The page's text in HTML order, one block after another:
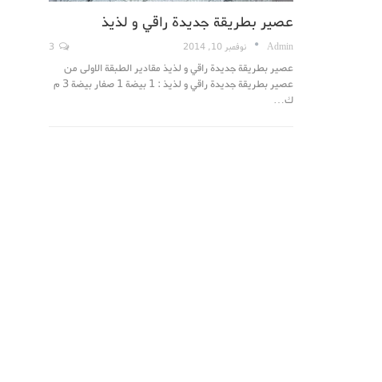
عصير بطريقة جديدة راقي و لذيذ
Admin نوفمبر 10, 2014
عصير بطريقة جديدة راقي و لذيذ مقادير الطبقة الاولى من
عصير بطريقة جديدة راقي و لذيذ : 1 بيضة 1 صفار بيضة 3 م
ك…